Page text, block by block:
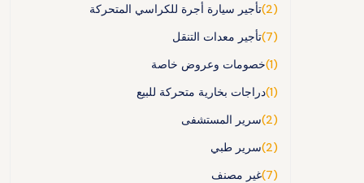
تأجير سيارة أجرة للكراسي المتحركة
(2)
تأجير معدات التنقل
(7)
خصومات وعروض خاصة
(1)
دراجات بخارية متحركة للبيع (1)
سرير المستشفى
(2)
سرير طبي
(2)
غير مصنف
(7)